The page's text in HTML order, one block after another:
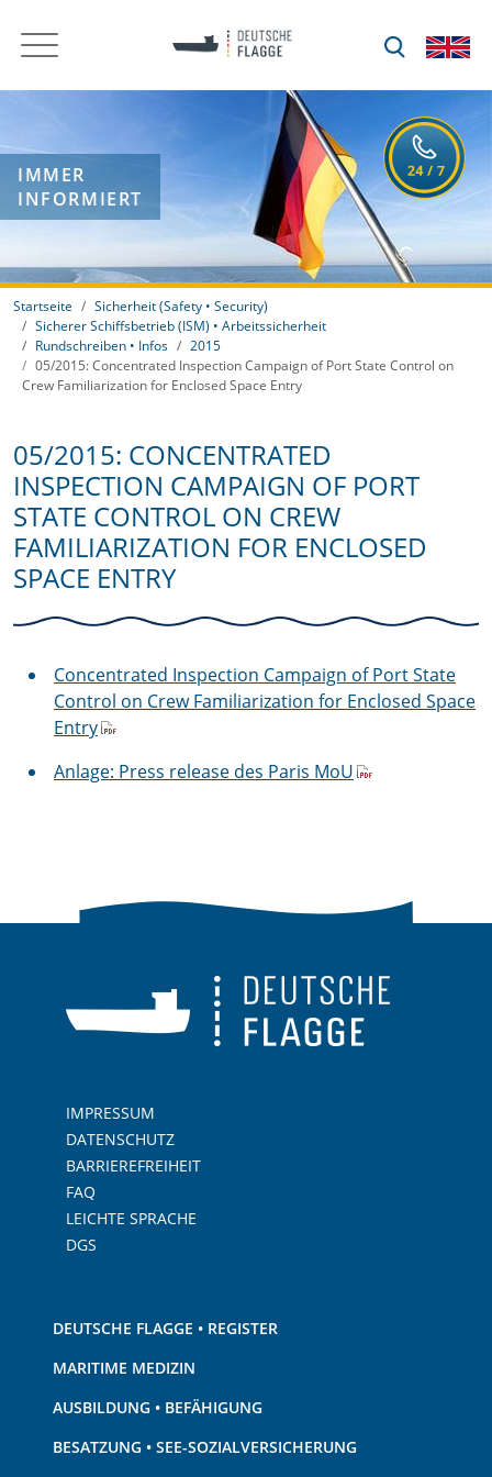
IMMER
INFORMIERT
Startseite
Sicherheit (Safety • Security)
Sicherer Schiffsbetrieb (ISM) • Arbeitssicherheit
Rundschreiben • Infos
2015
05/2015: Concentrated Inspection Campaign of Port State Control on
Crew Familiarization for Enclosed Space Entry
05/2015: CONCENTRATED
INSPECTION CAMPAIGN OF PORT
STATE CONTROL ON CREW
FAMILIARIZATION FOR ENCLOSED
SPACE ENTRY
Concentrated Inspection Campaign of Port State
Control on Crew Familiarization for Enclosed Space
Entry
Anlage: Press release des Paris MoU
IMPRESSUM
DATENSCHUTZ
BARRIEREFREIHEIT
FAQ
LEICHTE SPRACHE
DGS
DEUTSCHE FLAGGE • REGISTER
MARITIME MEDIZIN
AUSBILDUNG • BEFÄHIGUNG
BESATZUNG • SEE-SOZIALVERSICHERUNG